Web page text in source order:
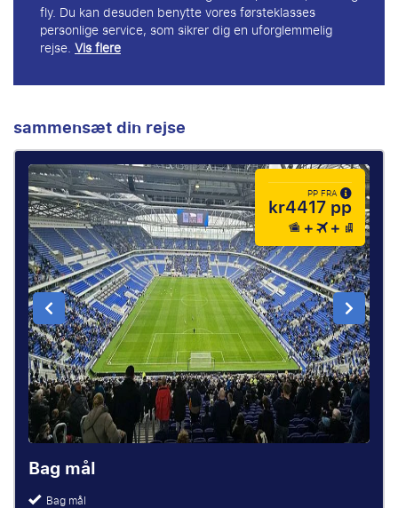
fly. Du kan desuden benytte vores førsteklasses
personlige service, som sikrer dig en uforglemmelig
rejse.Vis flere
sammensæt din rejse
PP FRA
kr4417 pp
Bag mål
Bag mål